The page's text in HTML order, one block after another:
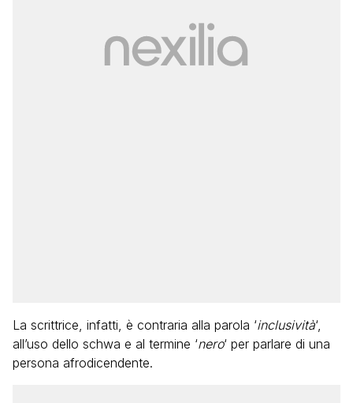
La scrittrice, infatti, è contraria alla parola ‘inclusività‘,
all’uso dello schwa e al termine ‘nero‘ per parlare di una
persona afrodicendente.